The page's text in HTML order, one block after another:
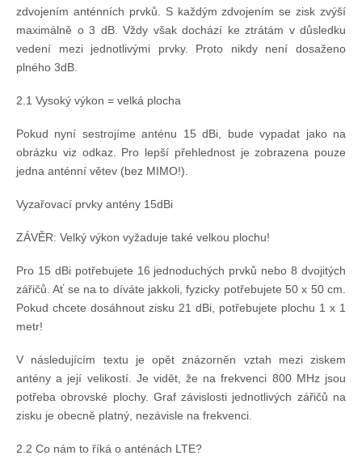
zdvojením anténních prvků. S každým zdvojením se zisk zvýší
maximálně o 3 dB. Vždy však dochází ke ztrátám v důsledku
vedení mezi jednotlivými prvky. Proto nikdy není dosaženo
plného 3dB.
2.1 Vysoký výkon = velká plocha
Pokud nyní sestrojíme anténu 15 dBi, bude vypadat jako na
obrázku viz odkaz. Pro lepší přehlednost je zobrazena pouze
jedna anténní větev (bez MIMO!).
Vyzařovací prvky antény 15dBi
ZÁVĚR: Velký výkon vyžaduje také velkou plochu!
Pro 15 dBi potřebujete 16 jednoduchých prvků nebo 8 dvojitých
zářičů. Ať se na to díváte jakkoli, fyzicky potřebujete 50 x 50 cm.
Pokud chcete dosáhnout zisku 21 dBi, potřebujete plochu 1 x 1
metr!
V následujícím textu je opět znázorněn vztah mezi ziskem
antény a její velikostí. Je vidět, že na frekvenci 800 MHz jsou
potřeba obrovské plochy. Graf závislosti jednotlivých zářičů na
zisku je obecně platný, nezávisle na frekvenci.
2.2 Co nám to říká o anténách LTE?